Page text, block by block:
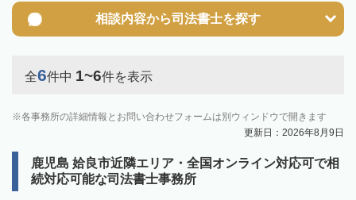
相談内容から司法書士を探す
全6件中 1~6件を表示
各事務所の詳細情報とお問い合わせフォームは別ウィンドウで開きます
更新日：2026年8月9日
鹿児島 姶良市近隣エリア・全国オンライン対応可で相
続対応可能な司法書士事務所